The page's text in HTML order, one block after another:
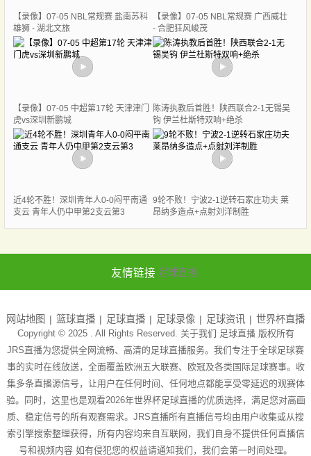
【录像】07-05 NBL常规赛 盐南苏科
雄狮 - 湖北文旅
【录像】07-05 NBL常规赛 广西威壮
- 合肥狂风峻茂
【录像】07-05 中超第17轮 天津津门
虎vs深圳新鹏城
陈涛执教后首胜！陕西联合2-1无锡吴
钩 伊兰杜斯特双响+绝杀
近4轮不胜！深圳青年人0-0闷平南通
支云 青年人仍中甲第2支云第3
9轮不败！宁波2-1逆转石家庄功夫 莱
昂纳多造点+点射刘洋制胜
友情链接 足球直播
网站地图 篮球直播 足球直播 足球录像 足球资讯 世界杯直播
Copyright © 2025 . All Rights Reserved. 关于我们 足球直播版权所有
JRS直播为您提供全网流畅、高清的足球直播服务。我们专注于全球足球赛
事的实时在线放送，全面覆盖欧洲五大联赛、欧冠及各类国际足球赛事。收
集多条直播源信号，让用户在任何时间、任何地点都能享受零延迟的观赛体
验。同时，这里也是观看2026年世界杯足球直播的优质选择，满足您对高画
质、稳定信号的所有观赛需求。JRS直播所有直播信号均由用户收集或从搜
索引擎搜索整理获得，所有内容均来自互联网，我们自身不提供任何直播信
号和视频内容 如有侵犯您的权益请通知我们，我们会第一时间处理。